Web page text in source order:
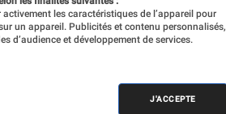
les caractéristiques de l’appareil pour
un appareil. Publicités et contenu personnalisés,
d’audience et développement de services.
J'ACCEPTE